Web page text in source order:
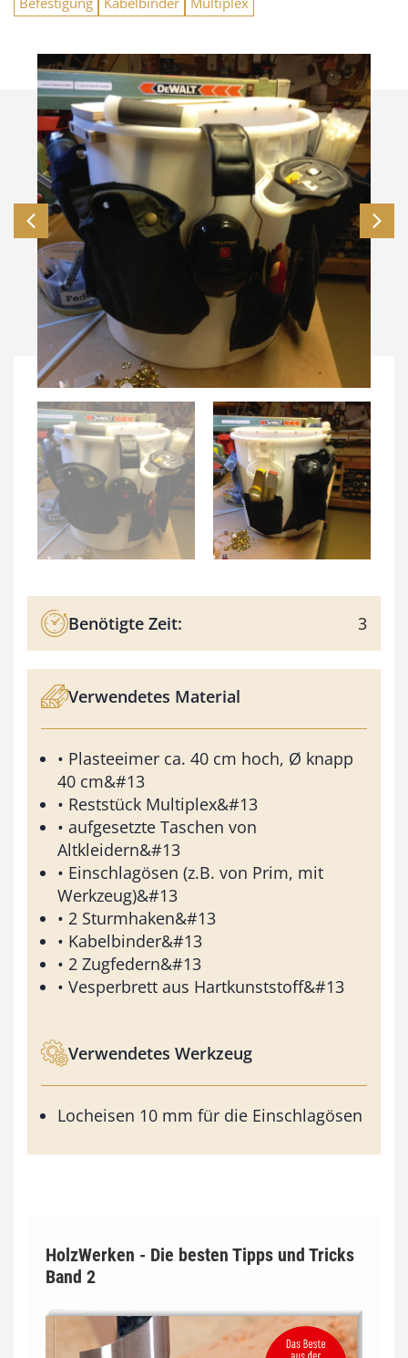
Benötigte Zeit: 3
Verwendetes Material
• Plasteeimer ca. 40 cm hoch, Ø knapp
40 cm&#13
• Reststück Multiplex&#13
• aufgesetzte Taschen von
Altkleidern&#13
• Einschlagösen (z.B. von Prim, mit
Werkzeug)&#13
• 2 Sturmhaken&#13
• Kabelbinder&#13
• 2 Zugfedern&#13
• Vesperbrett aus Hartkunststoff&#13
Verwendetes Werkzeug
Locheisen 10 mm für die Einschlagösen
HolzWerken - Die besten Tipps und Tricks
Band 2